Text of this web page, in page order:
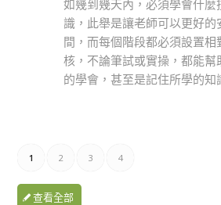
如幾到幾天內，必須學會什麼
識，此舉是讓老師可以更好的
間，而每個階段都必須設置相
核，不論筆試或實操，都能幫
的學會，甚至是記住所學的知
1 2 3 4
查看全部